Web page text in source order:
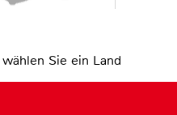
Sie ein Land